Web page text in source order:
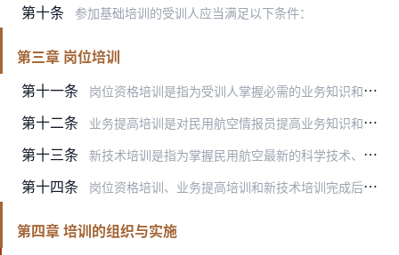
第十条 参加基础培训的受训人应当满足以下条件：
第三章 岗位培训
第十一条
岗位资格培训是指为受训人掌握必需的业务知识和技能，取得在民用航空情报岗位独立工作的资格而进行的培训。
第十二条 业务提高培训是对民用航空情报员提高业务知识和技能的培训。
第十三条 新技术培训是指为掌握民用航空最新的科学技术、技术标准或者设备使用而进行的不定期培训。
第十四条 岗位资格培训、业务提高培训和新技术培训完成后，应当通过相应的考核。
第四章 培训的组织与实施